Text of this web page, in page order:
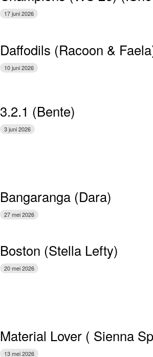
17 juni 2026
Daffodils (Racoon &
10 juni 2026
3.2.1 (Bente)
3 juni 2026
Bangaranga (Dara)
27 mei 2026
Boston (Stella Lefty)
20 mei 2026
Material Lover ( Sienna
13 mei 2026